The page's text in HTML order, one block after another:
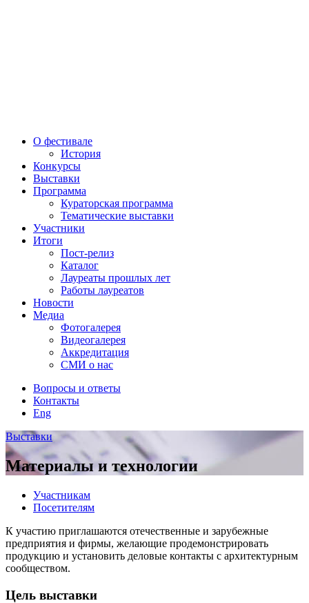
О фестивале
История
Конкурсы
Выставки
Программа
Кураторская программа
Тематические выставки
Участники
Итоги
Пост-релиз
Каталог
Лауреаты прошлых лет
Работы лауреатов
Новости
Медиа
Фотогалерея
Видеогалерея
Аккредитация
СМИ о нас
Вопросы и ответы
Контакты
Eng
Выставки
Материалы и технологии
Участникам
Посетителям
К участию приглашаются отечественные и зарубежные
предприятия и фирмы, желающие продемонстрировать
продукцию и установить деловые контакты с архитектурным
сообществом.
Цель выставки